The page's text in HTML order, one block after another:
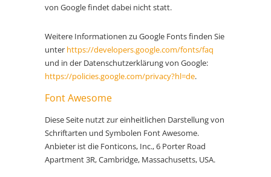
von Google findet dabei nicht statt.
Weitere Informationen zu Google Fonts finden Sie
unter https://developers.google.com/fonts/faq
und in der Datenschutzerklärung von Google:
https://policies.google.com/privacy?hl=de.
Font Awesome
Diese Seite nutzt zur einheitlichen Darstellung von
Schriftarten und Symbolen Font Awesome.
Anbieter ist die Fonticons, Inc., 6 Porter Road
Apartment 3R, Cambridge, Massachusetts, USA.